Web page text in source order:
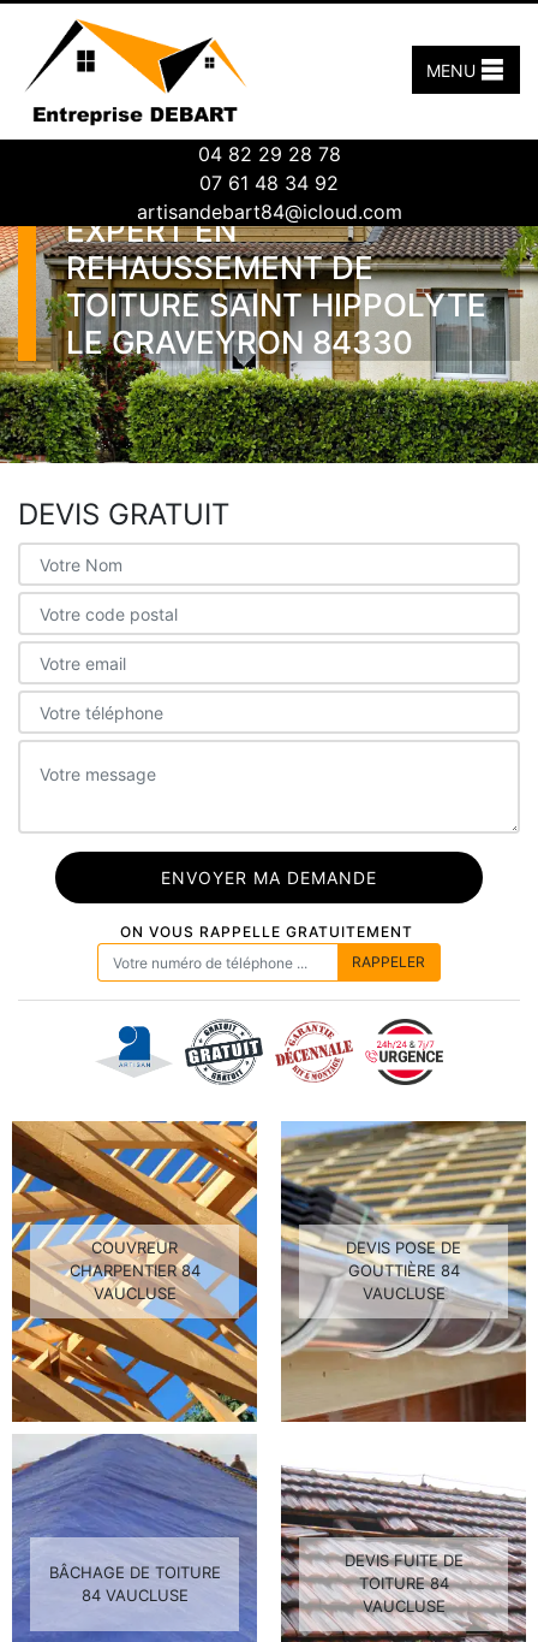
04 82 29 28 78
07 61 48 34 92
artisandebart84@icloud.com
MENU
EXPERT EN
REHAUSSEMENT DE
TOITURE SAINT HIPPOLYTE
LE GRAVEYRON 84330
DEVIS GRATUIT
ON VOUS RAPPELLE GRATUITEMENT
COUVREUR
CHARPENTIER 84
VAUCLUSE
DEVIS POSE DE
GOUTTIÈRE 84
VAUCLUSE
BÂCHAGE DE TOITURE
84 VAUCLUSE
DEVIS FUITE DE
TOITURE 84
VAUCLUSE